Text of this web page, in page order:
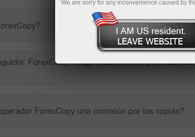
ForexCopy, elegir instrumento y el ratio
ForexCopy una comisión por las copias?
We are sorry for any inconvenience caused by